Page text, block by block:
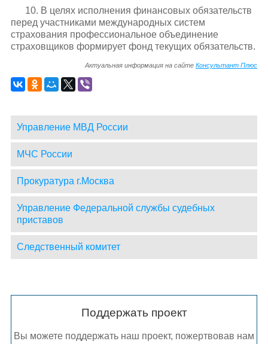
10. В целях исполнения финансовых обязательств
перед участниками международных систем
страхования профессиональное объединение
страховщиков формирует фонд текущих обязательств.
Актуальная информация на сайтеКонсультант Плюс
Управление МВД России
МЧС России
Прокуратура г.Москва
Управление Федеральной службы судебных
приставов
Следственный комитет
Поддержать проект
Вы можете поддержать наш проект, пожертвовав нам